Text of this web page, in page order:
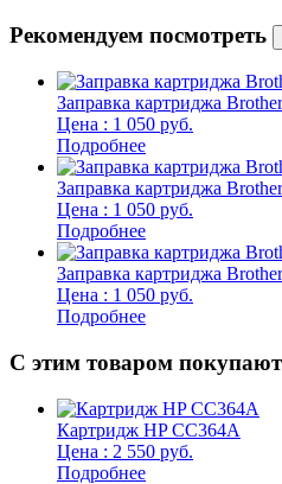
Рекомендуем посмотреть
Заправка картриджа
Цена : 1 050 руб.
Подробнее
Заправка картриджа
Цена : 1 050 руб.
Подробнее
Заправка картриджа
Цена : 1 050 руб.
Подробнее
С этим товаром
Картридж HP CC364A
Цена : 2 550 руб.
Подробнее